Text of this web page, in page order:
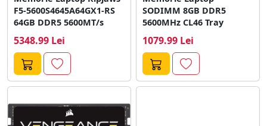
F5-5600S4645A64GX1-RS
64GB DDR5 5600MT/s
5348.99 Lei
SODIMM 8GB DDR5
5600MHz CL46 Tray
1079.99 Lei